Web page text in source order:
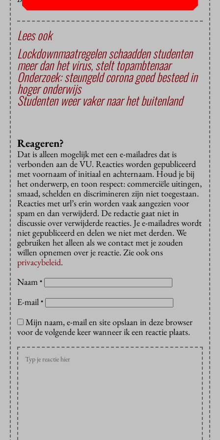
Lees ook
Lockdownmaatregelen schaadden studenten
meer dan het virus, stelt topambtenaar
Onderzoek: steungeld corona goed besteed in
hoger onderwijs
Studenten weer vaker naar het buitenland
Reageren?
Dat is alleen mogelijk met een e-mailadres dat is
verbonden aan de VU. Reacties worden gepubliceerd
met voornaam of initiaal en achternaam. Houd je bij
het onderwerp, en toon respect: commerciële uitingen,
smaad, schelden en discrimineren zijn niet toegestaan.
Reacties met url’s erin worden vaak aangezien voor
spam en dan verwijderd. De redactie gaat niet in
discussie over verwijderde reacties. Je e-mailadres wordt
niet gepubliceerd en delen we niet met derden. We
gebruiken het alleen als we contact met je zouden
willen opnemen over je reactie. Zie ook ons
privacybeleid.
Naam *
E-mail *
Mijn naam, e-mail en site opslaan in deze browser
voor de volgende keer wanneer ik een reactie plaats.